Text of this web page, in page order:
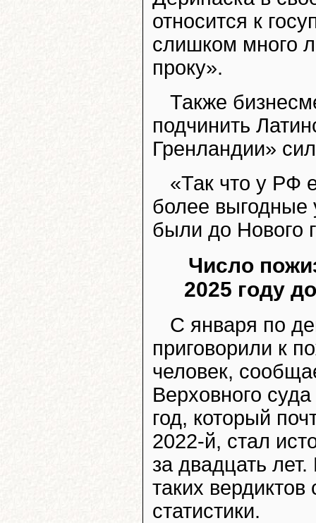
относится к
слишком много
проку».
Также
подчинить
Гренландии»
«Так что у РФ
более выгодные
были до Нового
Число
2025 году
С января по
приговорили к
человек,
Верховного
год, который
2022-й, стал
за двадцать
таких
статистики.